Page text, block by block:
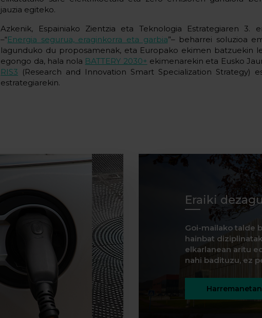
jauzia egiteko.
Azkenik, Espainiako Zientzia eta Teknologia Estrategiaren 3.
–“Energia segurua, eraginkorra eta garbia”– beharrei soluzioa
lagunduko du proposamenak, eta Europako ekimen batzuekin
egongo da, hala nola BATTERY 2030+ ekimenarekin eta Eusko
RIS3 (Research and Innovation Smart Specialization Strategy)
estrategiarekin.
Eraiki
Goi-mailako talde
hainbat
elkarlanean aritu
nahi badituzu, ez